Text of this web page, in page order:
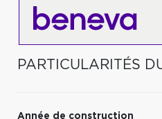
PARTICULARITÉS
Année de construction